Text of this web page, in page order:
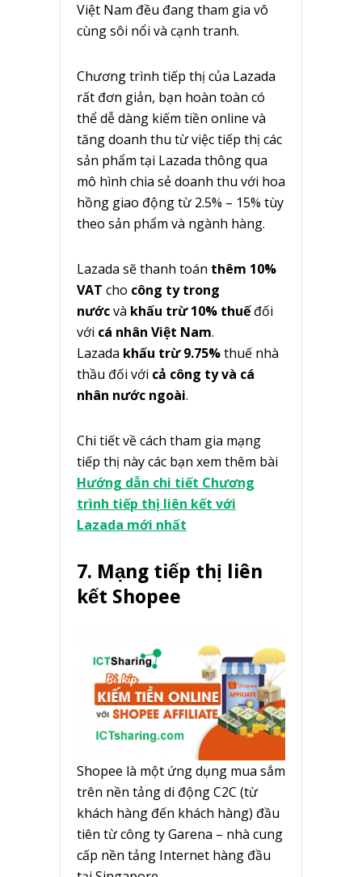
Việt Nam đều đang tham gia vô
cùng sôi nổi và cạnh tranh.
Chương trình tiếp thị của Lazada
rất đơn giản, bạn hoàn toàn có
thể dễ dàng kiếm tiền online và
tăng doanh thu từ việc tiếp thị các
sản phẩm tại Lazada thông qua
mô hình chia sẻ doanh thu với hoa
hồng giao động từ 2.5% – 15% tùy
theo sản phẩm và ngành hàng.
Lazada sẽ thanh toán thêm 10%
VAT cho công ty trong
nướcvà khấu trừ 10% thuếđối
với cá nhân Việt Nam.
Lazada khấu trừ 9.75%thuế nhà
thầu đối với cả công ty và cá
nhân nước ngoài.
Chi tiết về cách tham gia mạng
tiếp thị này các bạn xem thêm bài
Hướng dẫn chi tiết Chương
trình tiếp thị liên kết với
Lazada mới nhất
7. Mạng tiếp thị liên
kết Shopee
Shopee là một ứng dụng mua sắm
trên nền tảng di động C2C (từ
khách hàng đến khách hàng) đầu
tiên từ công ty Garena – nhà cung
cấp nền tảng Internet hàng đầu